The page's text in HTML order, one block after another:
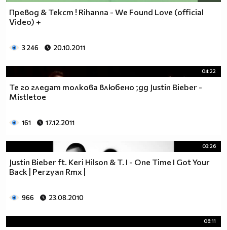
Превод & Текст ! Rihanna - We Found Love (official
Video) +
3 246 20.10.2011
04:22
Те го гледат толкова влюбено ;дд Justin Bieber -
Mistletoe
161 17.12.2011
03:26
Justin Bieber ft. Keri Hilson & T. I - One Time I Got Your
Back | Perzyan Rmx |
966 23.08.2010
06:11